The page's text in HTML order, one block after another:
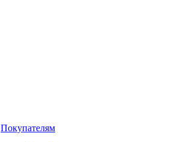
Покупателям